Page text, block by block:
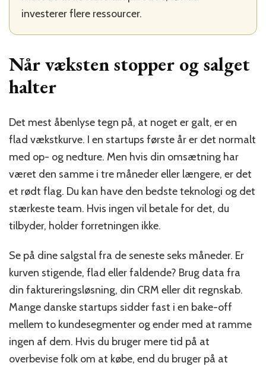
investerer flere ressourcer.
Når væksten stopper og salget
halter
Det mest åbenlyse tegn på, at noget er galt, er en
flad vækstkurve. I en startups første år er det normalt
med op- og nedture. Men hvis din omsætning har
været den samme i tre måneder eller længere, er det
et rødt flag. Du kan have den bedste teknologi og det
stærkeste team. Hvis ingen vil betale for det, du
tilbyder, holder forretningen ikke.
Se på dine salgstal fra de seneste seks måneder. Er
kurven stigende, flad eller faldende? Brug data fra
din faktureringsløsning, din CRM eller dit regnskab.
Mange danske startups sidder fast i en bake-off
mellem to kundesegmenter og ender med at ramme
ingen af dem. Hvis du bruger mere tid på at
overbevise folk om at købe, end du bruger på at